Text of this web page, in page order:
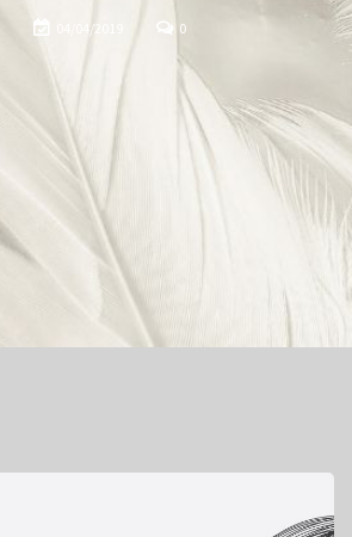
04/04/2019 0